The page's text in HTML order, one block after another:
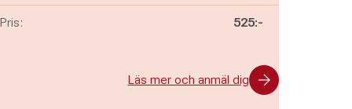
Pris: 525:-
Läs mer och anmäl dig